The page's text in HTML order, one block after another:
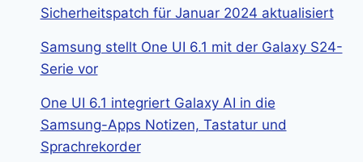
Sicherheitspatch für Januar 2024 aktualisiert
Samsung stellt One UI 6.1 mit der Galaxy S24-
Serie vor
One UI 6.1 integriert Galaxy AI in die
Samsung-Apps Notizen, Tastatur und
Sprachrekorder